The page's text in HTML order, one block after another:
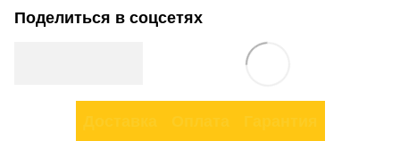
Поделиться в соцсетях